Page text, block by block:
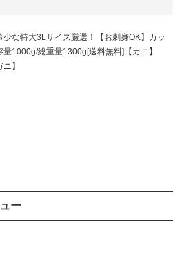
な特大3Lサイズ厳選！【お刺身OK】カッ
量1000g/総重量1300g[送料無料]【カニ】
】
ー